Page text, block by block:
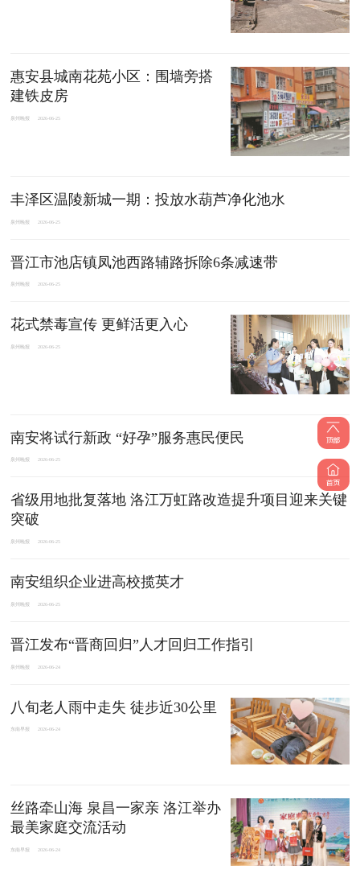
惠安县城南花苑小区：围墙旁搭
建铁皮房
泉州晚报 2026-06-25
丰泽区温陵新城一期：投放水葫芦净化池水
泉州晚报 2026-06-25
晋江市池店镇凤池西路辅路拆除6条减速带
泉州晚报 2026-06-25
花式禁毒宣传 更鲜活更入心
泉州晚报 2026-06-25
南安将试行新政 “好孕”服务惠民便民
泉州晚报 2026-06-25
省级用地批复落地 洛江万虹路改造提升项目迎来关键
突破
泉州晚报 2026-06-25
南安组织企业进高校揽英才
泉州晚报 2026-06-25
晋江发布“晋商回归”人才回归工作指引
泉州晚报 2026-06-24
八旬老人雨中走失 徒步近30公里
东南早报 2026-06-24
丝路牵山海 泉昌一家亲 洛江举办
最美家庭交流活动
东南早报 2026-06-24